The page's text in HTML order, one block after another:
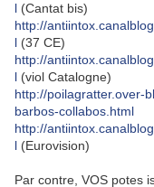
l (Cantat bis)
http://
l (37 CE)
http://
l (viol Catalogne)
http://poilagratter.over-
barbos-collabos.html
http://
l (Eurovision)
Par contre, VOS potes